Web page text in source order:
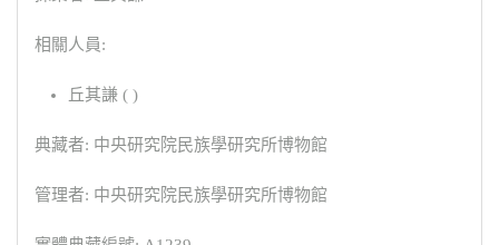
相關人員:
丘其謙 ( )
典藏者: 中央研究院民族學研究所博物館
管理者: 中央研究院民族學研究所博物館